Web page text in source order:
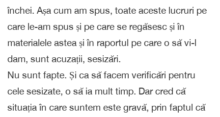
închei. Așa cum am spus, toate aceste lucruri pe
care le-am spus și pe care se regăsesc și în
materialele astea și în raportul pe care o să vi-l
dam, sunt acuzații, sesizări.
Nu sunt fapte. Și ca să facem verificări pentru
cele sesizate, o să ia mult timp. Dar cred că
situația în care suntem este gravă, prin faptul că